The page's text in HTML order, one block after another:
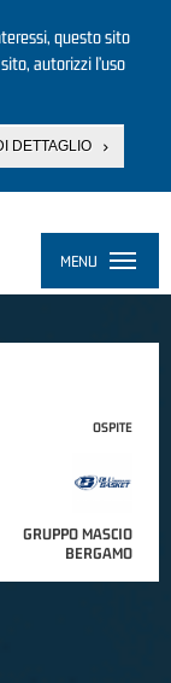
questo sito
autorizzi l’uso
DETTAGLIO
MENU
OSPITE
GRUPPO MASCIO
BERGAMO